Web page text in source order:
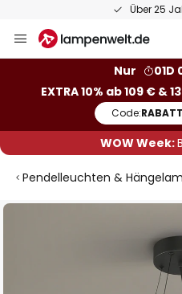
Über 25
Inhalt
Nur
01D
EXTRA 10% ab 109 € &
Code:RABATT
WOW Week:
Pendelleuchten &
Zum